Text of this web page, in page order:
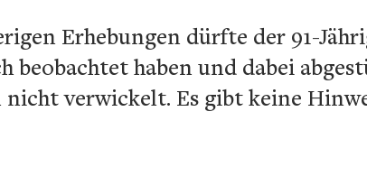
Erhebungen dürfte der 91-
beobachtet haben und dabei
verwickelt. Es gibt keine